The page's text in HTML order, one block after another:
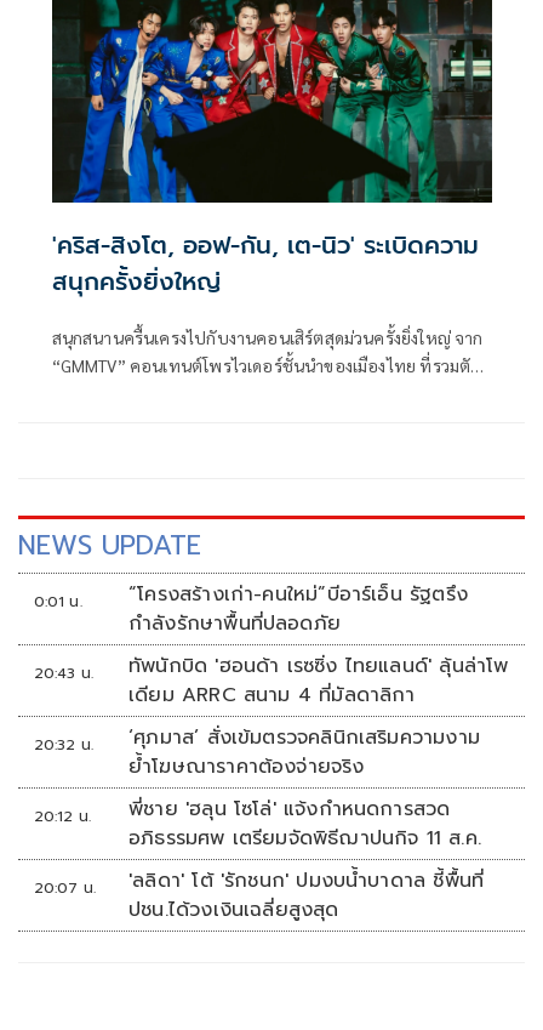
'คริส-สิงโต, ออฟ-กัน, เต-นิว' ระเบิดความ
สนุกครั้งยิ่งใหญ่
สนุกสนานครื้นเครงไปกับงานคอนเสิร์ตสุดม่วนครั้งยิ่งใหญ่ จาก
“GMMTV” คอนเทนต์โพรไวเดอร์ชั้นนำของเมืองไทย ที่รวมตัว
NEWS UPDATE
0:01 น.
“โครงสร้างเก่า-คนใหม่”บีอาร์เอ็น รัฐตรึง
กำลังรักษาพื้นที่ปลอดภัย
20:43 น.
ทัพนักบิด 'ฮอนด้า เรซซิ่ง ไทยแลนด์' ลุ้นล่าโพ
เดียม ARRC สนาม 4 ที่มัลดาลิกา
20:32 น.
‘ศุภมาส’ สั่งเข้มตรวจคลินิกเสริมความงาม
ย้ำโฆษณาราคาต้องจ่ายจริง
20:12 น.
พี่ชาย 'ฮลุน โซโล่' แจ้งกำหนดการสวด
อภิธรรมศพ เตรียมจัดพิธีฌาปนกิจ 11 ส.ค.
20:07 น.
'ลลิดา' โต้ 'รักชนก' ปมงบน้ำบาดาล ชี้พื้นที่
ปชน.ได้วงเงินเฉลี่ยสูงสุด